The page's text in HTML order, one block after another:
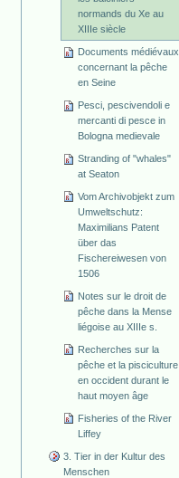
normands du Xe au
XIIIe siècle
Documents médiévaux
concernant la pêche
en Seine
Pesci, pescivendoli e
mercanti di pesce in
Bologna medievale
Stranding of "whales"
at Seaton
Vom Archivobjekt zum
Umweltschutz:
Maximilians Patent
über das
Fischereiwesen von
1506
Notes sur le droit de
pêche dans la Mense
liégoise au XIIIe s.
Recherches sur la
pêche et la pisciculture
en occident durant le
haut moyen âge
Fisheries of the River
Liffey
3. Tier in der Kultur des
Menschen